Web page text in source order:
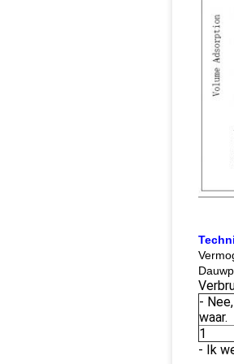
-
waar.
1
- Ik